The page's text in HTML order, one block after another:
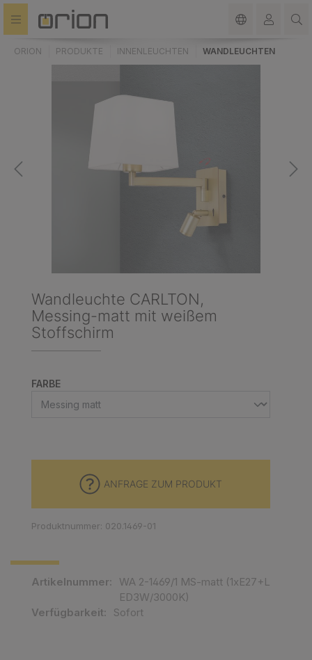
springen
ORION PRODUKTE INNENLEUCHTEN WANDLEUCHTEN
Wandleuchte CARLTON,
Messing-matt mit weißem
Stoffschirm
FARBEAUSWÄHLEN
Artikelnummer:
WA 2-1469/1 MS-matt (1xE27+L
ED3W/3000K)
Verfügbarkeit:
Sofort
ANFRAGE ZUM PRODUKT
Produktnummer: 020.1469-01